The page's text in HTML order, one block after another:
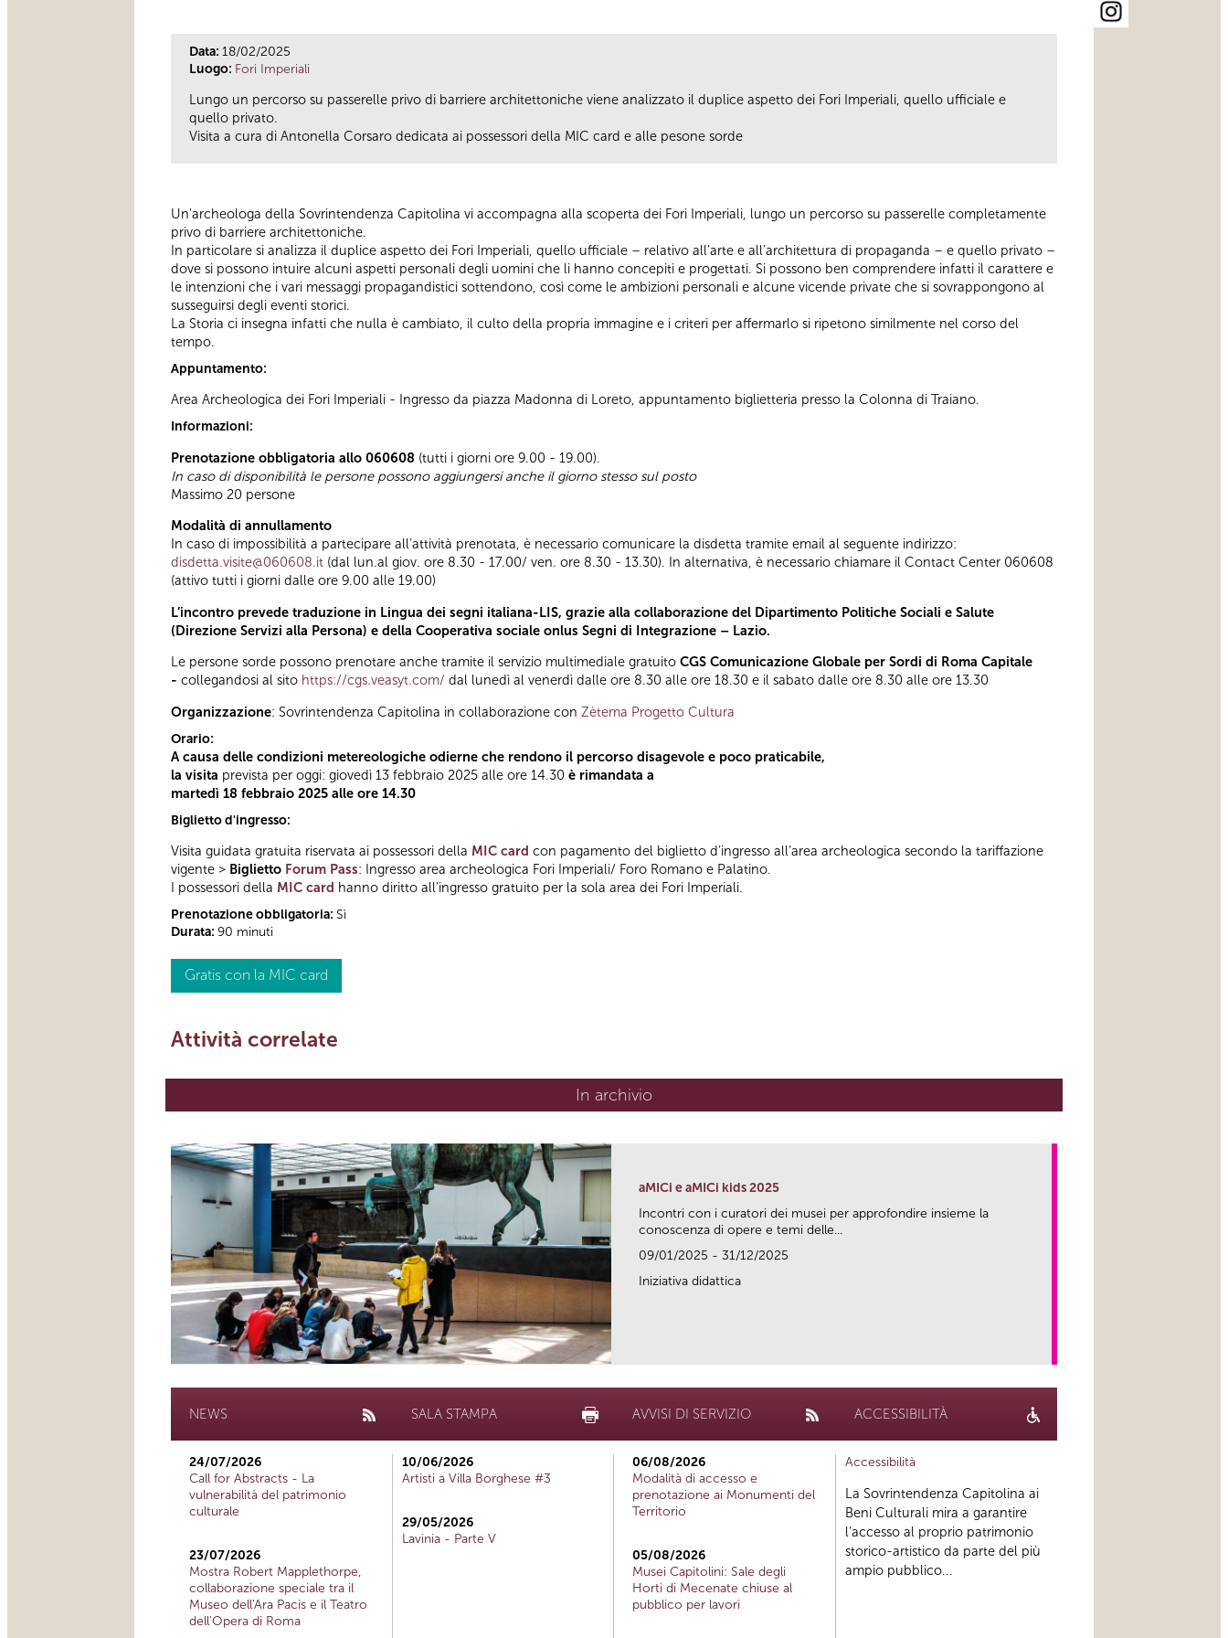
Data: 18/02/2025
Luogo: Fori Imperiali
Lungo un percorso su passerelle privo di barriere architettoniche viene analizzato il duplice aspetto dei Fori Imperiali, quello ufficiale e
quello privato.
Visita a cura di Antonella Corsaro dedicata ai possessori della MIC card e alle pesone sorde
Un'archeologa della Sovrintendenza Capitolina vi accompagna alla scoperta dei Fori Imperiali, lungo un percorso su passerelle completamente
privo di barriere architettoniche.
In particolare si analizza il duplice aspetto dei Fori Imperiali, quello ufficiale – relativo all’arte e all’architettura di propaganda – e quello privato –
dove si possono intuire alcuni aspetti personali degli uomini che li hanno concepiti e progettati. Si possono ben comprendere infatti il carattere e
le intenzioni che i vari messaggi propagandistici sottendono, così come le ambizioni personali e alcune vicende private che si sovrappongono al
susseguirsi degli eventi storici.
La Storia ci insegna infatti che nulla è cambiato, il culto della propria immagine e i criteri per affermarlo si ripetono similmente nel corso del
tempo.
Appuntamento:
Area Archeologica dei Fori Imperiali - Ingresso da piazza Madonna di Loreto, appuntamento biglietteria presso la Colonna di Traiano.
Informazioni:
Prenotazione obbligatoria allo 060608 (tutti i giorni ore 9.00 - 19.00).
In caso di disponibilità le persone possono aggiungersi anche il giorno stesso sul posto
Massimo 20 persone
Modalità di annullamento
In caso di impossibilità a partecipare all’attività prenotata, è necessario comunicare la disdetta tramite email al seguente indirizzo:
disdetta.visite@060608.it (dal lun.al giov. ore 8.30 - 17.00/ ven. ore 8.30 - 13.30). In alternativa, è necessario chiamare il Contact Center 060608
(attivo tutti i giorni dalle ore 9.00 alle 19.00)
L’incontro prevede traduzione in Lingua dei segni italiana-LIS, grazie alla collaborazione del Dipartimento Politiche Sociali e Salute
(Direzione Servizi alla Persona) e della Cooperativa sociale onlus Segni di Integrazione – Lazio.
Le persone sorde possono prenotare anche tramite il servizio multimediale gratuito CGS Comunicazione Globale per Sordi di Roma Capitale
- collegandosi al sito https://cgs.veasyt.com/ dal lunedì al venerdì dalle ore 8.30 alle ore 18.30 e il sabato dalle ore 8.30 alle ore 13.30
Organizzazione: Sovrintendenza Capitolina in collaborazione con Zètema Progetto Cultura
Orario:
A causa delle condizioni metereologiche odierne che rendono il percorso disagevole e poco praticabile,
la visita prevista per oggi: giovedì 13 febbraio 2025 alle ore 14.30 è rimandata a
martedì 18 febbraio 2025 alle ore 14.30
Biglietto d'ingresso:
Visita guidata gratuita riservata ai possessori della MIC card con pagamento del biglietto d’ingresso all’area archeologica secondo la tariffazione
vigente > Biglietto Forum Pass: Ingresso area archeologica Fori Imperiali/ Foro Romano e Palatino.
I possessori della MIC card hanno diritto all'ingresso gratuito per la sola area dei Fori Imperiali.
Prenotazione obbligatoria: Sì
Durata: 90 minuti
Gratis con la MIC card
Attività correlate
In archivio
aMICi e aMICi kids 2025
Incontri con i curatori dei musei per approfondire insieme la
conoscenza di opere e temi delle...
09/01/2025 - 31/12/2025
Iniziativa didattica
NEWS
24/07/2026
Call for Abstracts - La
vulnerabilità del patrimonio
culturale
23/07/2026
Mostra Robert Mapplethorpe,
collaborazione speciale tra il
Museo dell'Ara Pacis e il Teatro
dell'Opera di Roma
SALA STAMPA
10/06/2026
Artisti a Villa Borghese #3
29/05/2026
Lavinia - Parte V
AVVISI DI SERVIZIO
06/08/2026
Modalità di accesso e
prenotazione ai Monumenti del
Territorio
05/08/2026
Musei Capitolini: Sale degli
Horti di Mecenate chiuse al
pubblico per lavori
ACCESSIBILITÀ
Accessibilità
La Sovrintendenza Capitolina ai
Beni Culturali mira a garantire
l’accesso al proprio patrimonio
storico-artistico da parte del più
ampio pubblico...